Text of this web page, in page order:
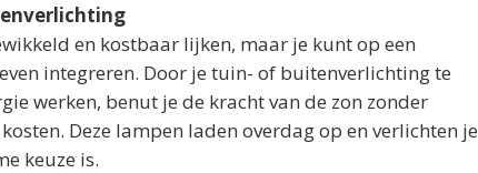
en kostbaar lijken, maar je kunt op een
integreren. Door je tuin- of buitenverlichting te
werken, benut je de kracht van de zon zonder
Deze lampen laden overdag op en verlichten je
keuze is.